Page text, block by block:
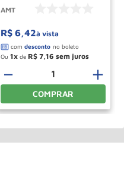
AMT
R$ 6 42à vista
Ou 1 de R$ 7 16
＋
－
COMPRAR